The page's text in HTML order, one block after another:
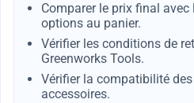
Comparer le prix final
options au panier.
Vérifier les conditions de
Greenworks Tools.
Vérifier la compatibilité
accessoires.